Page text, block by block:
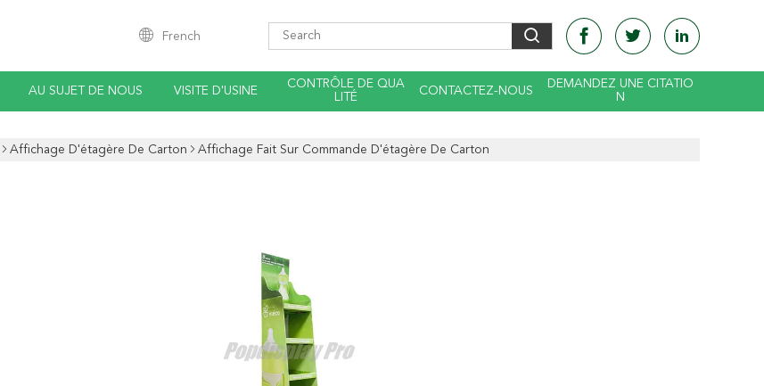
French
AU SUJET DE NOUS VISITE D'USINE
CONTRÔLE DE QUA
LITÉ
CONTACTEZ-NOUS
DEMANDEZ UNE CITATIO
N
Affichage D'étagère De Carton Affichage Fait Sur Commande D'étagère De Carton